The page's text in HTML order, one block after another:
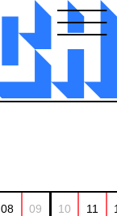
08 09 10 11